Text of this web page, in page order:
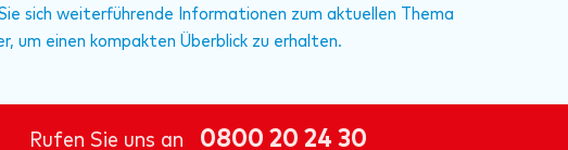
sich weiterführende Informationen zum aktuellen Thema
um einen kompakten Überblick zu erhalten.
Rufen Sie uns an 0800 20 24 30